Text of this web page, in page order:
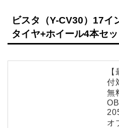
ビスタ（Y-CV30）17イ
タイヤ+ホイール4本セ
付
無
オ